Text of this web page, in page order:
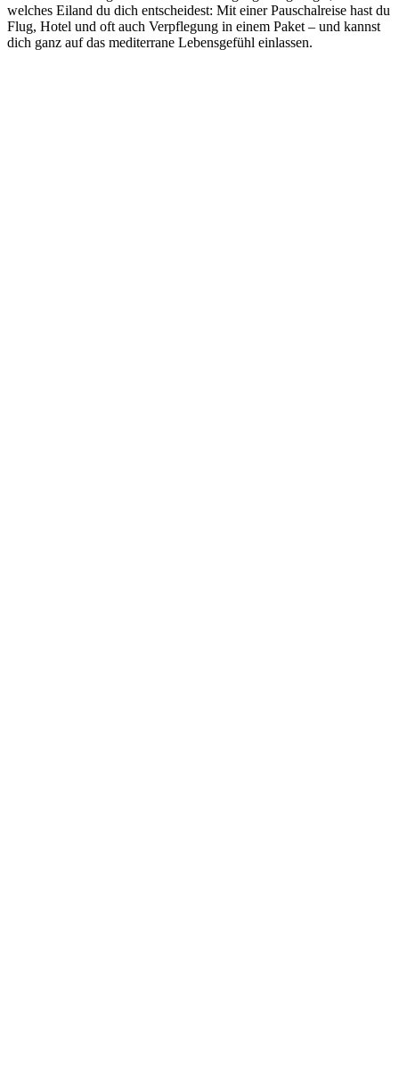
welches Eiland du dich entscheidest: Mit einer Pauschalreise hast du
Flug, Hotel und oft auch Verpflegung in einem Paket – und kannst
dich ganz auf das mediterrane Lebensgefühl einlassen.